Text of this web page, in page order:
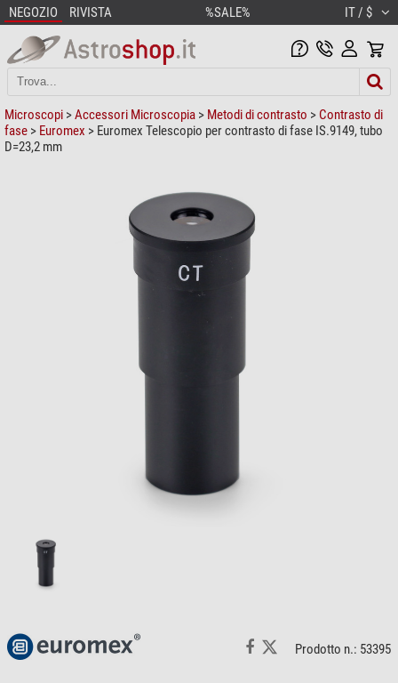
NEGOZIO RIVISTA %SALE% IT / $
Microscopi >Accessori Microscopia > Metodi di contrasto > Contrasto di
fase > Euromex > Euromex Telescopio per contrasto di fase IS.9149, tubo
D=23,2 mm
Prodotto n.: 53395